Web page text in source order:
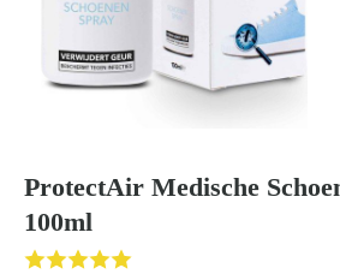
ProtectAir Medische
100ml